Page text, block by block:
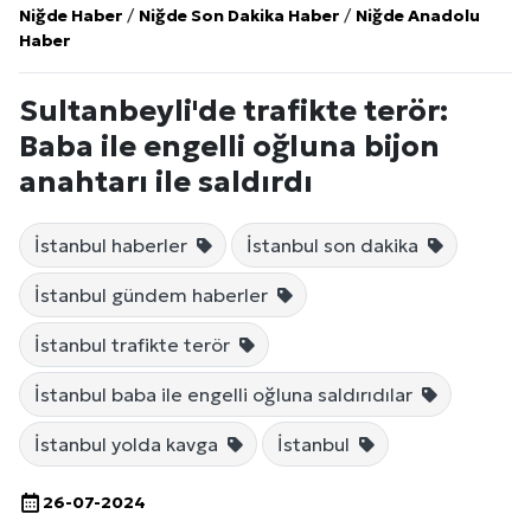
Niğde Haber / Niğde Son Dakika Haber / Niğde Anadolu
Haber
Sultanbeyli'de trafikte terör:
Baba ile engelli oğluna bijon
anahtarı ile saldırdı
İstanbul haberler İstanbul son dakika
İstanbul gündem haberler
İstanbul trafikte terör
İstanbul baba ile engelli oğluna saldırıdılar
İstanbul yolda kavga İstanbul
26-07-2024